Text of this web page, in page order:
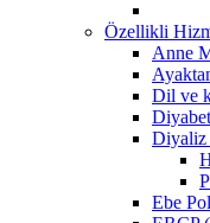
Özellikli
Anne
Dil ve
Diyaliz
Ebe